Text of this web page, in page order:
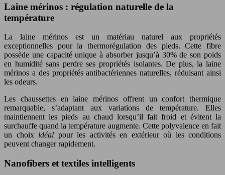
Laine mérinos : régulation naturelle de la
température
La laine mérinos est un matériau naturel aux propriétés
exceptionnelles pour la thermorégulation des pieds. Cette fibre
possède une capacité unique à absorber jusqu’à 30% de son poids
en humidité sans perdre ses propriétés isolantes. De plus, la laine
mérinos a des propriétés antibactériennes naturelles, réduisant ainsi
les odeurs.
Les chaussettes en laine mérinos offrent un confort thermique
remarquable, s’adaptant aux variations de température. Elles
maintiennent les pieds au chaud lorsqu’il fait froid et évitent la
surchauffe quand la température augmente. Cette polyvalence en fait
un choix idéal pour les activités en extérieur où les conditions
peuvent changer rapidement.
Nanofibers et textiles intelligents